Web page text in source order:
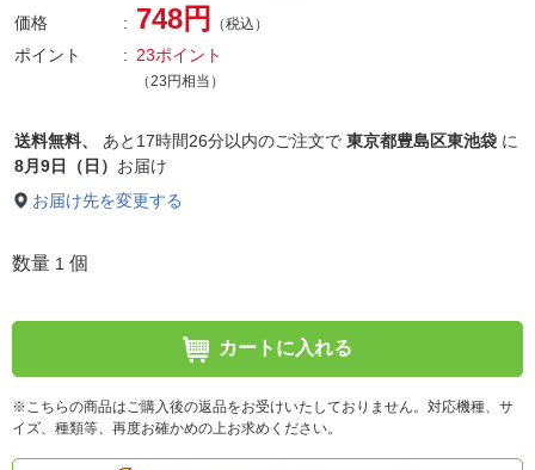
価格 748円 （税込）
ポイント 23ポイント
（23円相当）
送料無料、 あと 17時間26分以内のご注文で 東京都豊島区東池袋 に
8月9日（日） お届け
お届け先を変更する
数量 1 個
カートに入れる
※こちらの商品はご購入後の返品をお受けいたしておりません。対応機種、サ
イズ、種類等、再度お確かめの上お求めください。